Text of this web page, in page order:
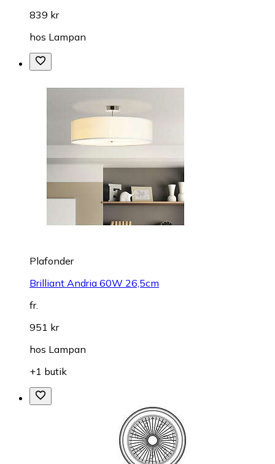
839 kr
hos Lampan
Plafonder
Brilliant Andria 60W 26,5cm
fr.
951 kr
hos Lampan
+1 butik